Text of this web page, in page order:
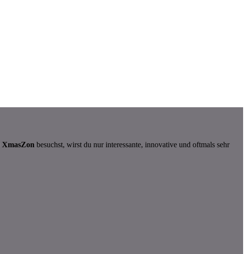
XmasZon besuchst, wirst du nur interessante, innovative und oftmals sehr